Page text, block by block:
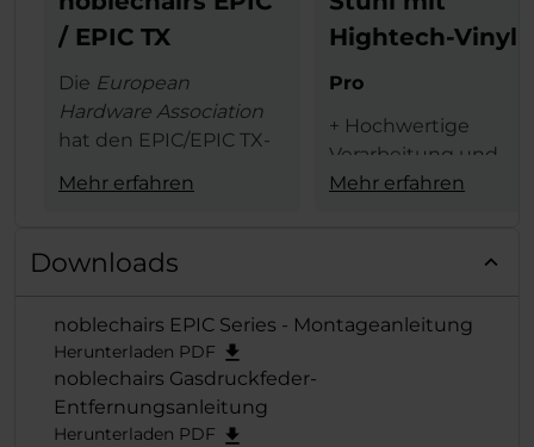
/ EPIC TX
Die European
Hardware Association
hat den EPIC/EPIC TX-
den begehrten
Award in der
Chair" verliehen und
der exzellenten Reihe
damit erneut die
verdiente Krone
aufgesetzt.
Mehr erfahren
Hightech-Vinyl
Pro
+ Hochwertige
Verarbeitung und
Materialauswahl
+ hoher Sitzkomfort
problemloser
Mehr erfahren
Downloads
noblechairs EPIC Series - Montageanleitung
Herunterladen PDF
noblechairs Gasdruckfeder-
Entfernungsanleitung
Herunterladen PDF